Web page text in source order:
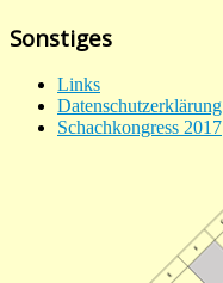
Sonstiges
Links
Datenschutzerklärung
Schachkongress 2017